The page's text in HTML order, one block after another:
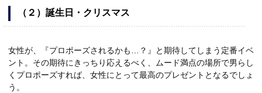
（２）誕生日・クリスマス
女性が、『プロポーズされるかも…？』と期待してしまう定番イベ
ント。その期待にきっちり応えるべく、ムード満点の場所で男らし
くプロポーズすれば、女性にとって最高のプレゼントとなるでしょ
う。